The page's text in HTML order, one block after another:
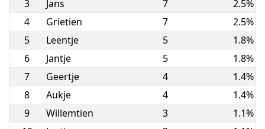
3
Jans 7
2.5%
4
Grietien 7
2.5%
5
Leentje 5
1.8%
6
Jantje 5
1.8%
7
Geertje 4
1.4%
8
Aukje 4
1.4%
9
Willemtien 3
1.1%